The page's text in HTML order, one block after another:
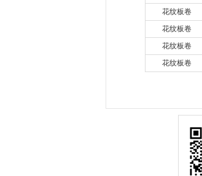
花纹板卷
花纹板卷
花纹板卷
花纹板卷